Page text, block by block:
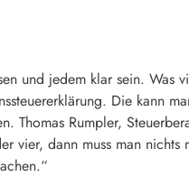
und jedem klar sein. Was
Die kann
Thomas Rumpler,
vier, dann muss man